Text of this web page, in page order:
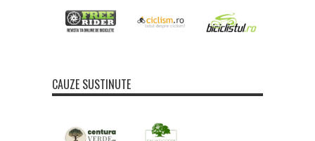
CAUZE SUSTINUTE